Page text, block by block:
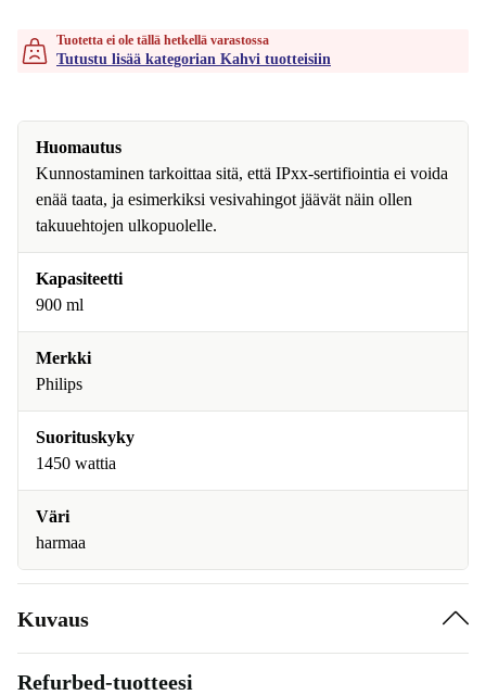
Tuotetta ei ole tällä hetkellä varastossa
Tutustu lisää kategorian Kahvi tuotteisiin
Huomautus
Kunnostaminen tarkoittaa sitä, että IPxx-sertifiointia ei voida
enää taata, ja esimerkiksi vesivahingot jäävät näin ollen
takuuehtojen ulkopuolelle.
Kapasiteetti
900 ml
Merkki
Philips
Suorituskyky
1450 wattia
Väri
harmaa
Kuvaus
Refurbed-tuotteesi